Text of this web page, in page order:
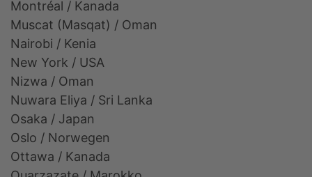
Montréal / Kanada
Muscat (Masqat) / Oman
Nairobi / Kenia
New York / USA
Nizwa / Oman
Nuwara Eliya / Sri Lanka
Osaka / Japan
Oslo / Norwegen
Ottawa / Kanada